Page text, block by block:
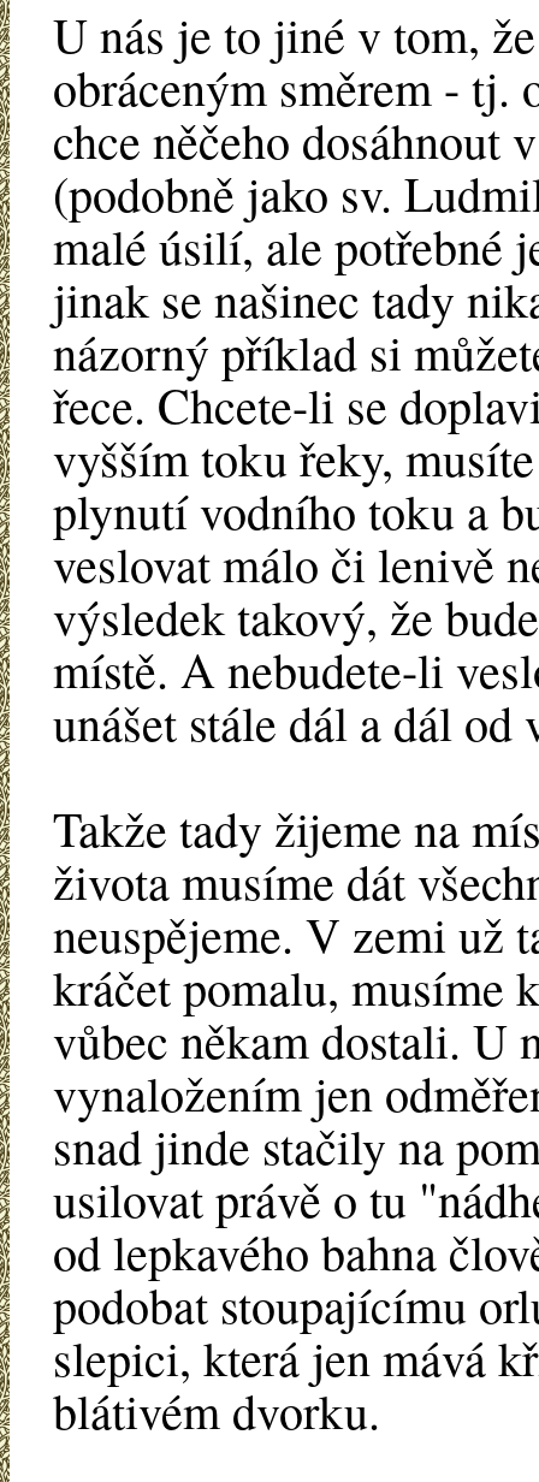
U nás je to jiné v tom,
obráceným směrem - tj.
chce něčeho dosáhnout
(podobně jako sv.
malé úsilí, ale potřebné
jinak se našinec tady
názorný příklad si
řece. Chcete-li se
vyšším toku řeky,
plynutí vodního toku a
veslovat málo či lenivě
výsledek takový, že
místě. A nebudete-li
unášet stále dál a dál
Takže tady žijeme na
života musíme dát
neuspějeme. V zemi už
kráčet pomalu, musíme
vůbec někam dostali. U
vynaložením jen
snad jinde stačily na
usilovat právě o tu
od lepkavého bahna
podobat stoupajícímu
slepici, která jen mává
blátivém dvorku.